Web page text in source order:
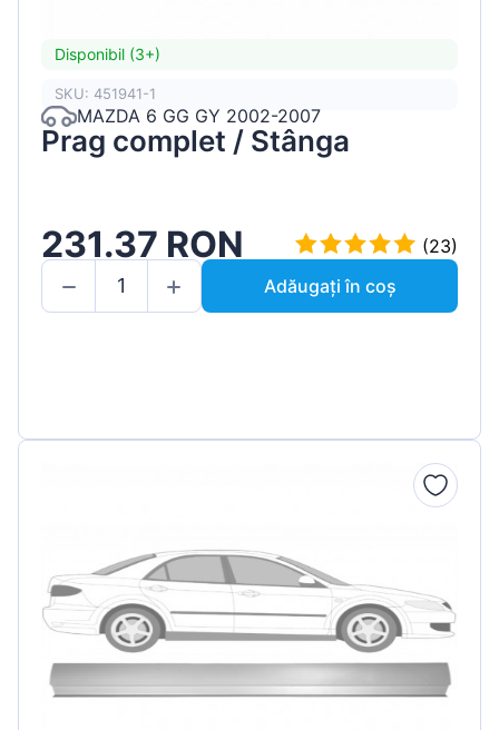
Disponibil (3+)
SKU: 451941-1
MAZDA 6 GG GY 2002-2007
Prag complet / Stânga
231.37 RON
(23)
Adăugați în coș